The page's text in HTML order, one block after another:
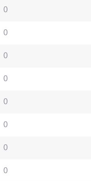
0
0
0
0
0
0
0
0